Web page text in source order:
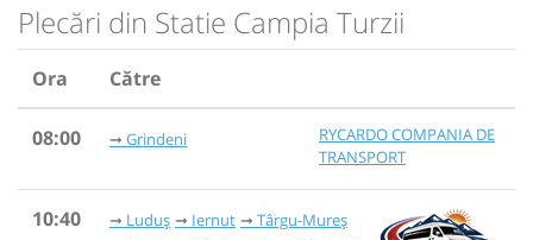
Plecări din Statie Campia Turzii
Ora Către
08:00
RYCARDO COMPANIA DE
TRANSPORT
Grindeni
10:40 Luduș Iernut
Târgu-Mureș